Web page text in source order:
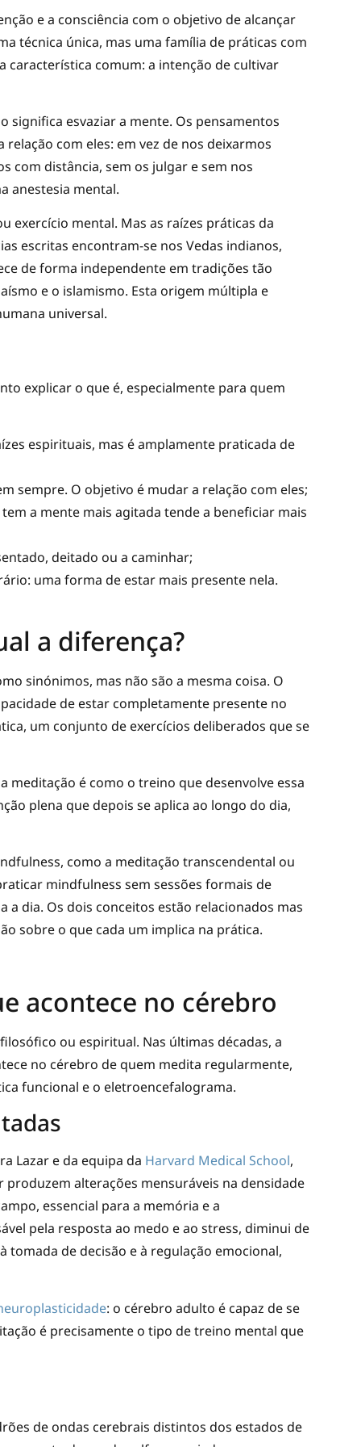
e a consciência com o objetivo de alcançar
técnica única, mas uma família de práticas com
comum: a intenção de cultivar
significa esvaziar a mente. Os pensamentos
com eles: em vez de nos deixarmos
com distância, sem os julgar e sem nos
anestesia mental.
exercício mental. Mas as raízes práticas da
escritas encontram-se nos Vedas indianos,
de forma independente em tradições tão
e o islamismo. Esta origem múltipla e
universal.
explicar o que é, especialmente para quem
espirituais, mas é amplamente praticada de
sempre. O objetivo é mudar a relação com eles;
a mente mais agitada tende a beneficiar mais
deitado ou a caminhar;
uma forma de estar mais presente nela.
a diferença?
sinónimos, mas não são a mesma coisa. O
de estar completamente presente no
um conjunto de exercícios deliberados que se
meditação é como o treino que desenvolve essa
plena que depois se aplica ao longo do dia,
como a meditação transcendental ou
mindfulness sem sessões formais de
a dia. Os dois conceitos estão relacionados mas
sobre o que cada um implica na prática.
acontece no cérebro
ou espiritual. Nas últimas décadas, a
no cérebro de quem medita regularmente,
funcional e o eletroencefalograma.
Lazar e da equipa da Harvard Medical School,
alterações mensuráveis na densidade
essencial para a memória e a
pela resposta ao medo e ao stress, diminui de
de decisão e à regulação emocional,
: o cérebro adulto é capaz de se
é precisamente o tipo de treino mental que
de ondas cerebrais distintos dos estados de